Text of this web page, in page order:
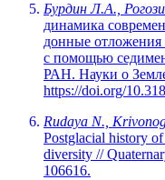
Бурдин Л.А.,
динамика
донные
с помощью
РАН. Науки о
https://doi.org/
Rudaya N.,
Postglacial history
diversity //
106616.